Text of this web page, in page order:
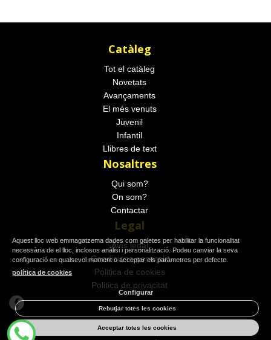
Catàleg
Tot el catàleg
Novetats
Avançaments
El més venuts
Juvenil
Infantil
Llibres de text
Nosaltres
Qui som?
On som?
Contactar
Legal
Avís legal
Condicions generals
Politica de cookies
Politica de privacitat
Aquest lloc web emmagatzema dades com galetes per habilitar la funcionalitat
necessària de el lloc, inclosos anàlisi i personalització. Podeu canviar la seva
configuració en qualsevol moment o acceptar els paràmetres per defecte.
política de cookies
Configurar
Rebutjar totes les cookies
Acceptar totes les cookies